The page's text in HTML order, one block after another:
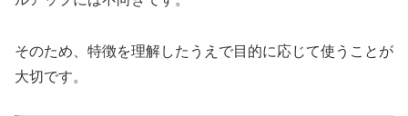
そのため、特徴を理解したうえで目的に応じて使うことが
大切です。